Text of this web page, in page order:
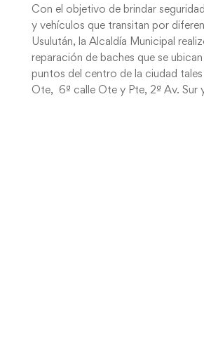
Con el objetivo de brindar
y vehículos que transitan por
Usulután, la Alcaldía Municipal
reparación de baches que se
puntos del centro de la ciudad
Ote, 6ª calle Ote y Pte, 2ª Av. Sur